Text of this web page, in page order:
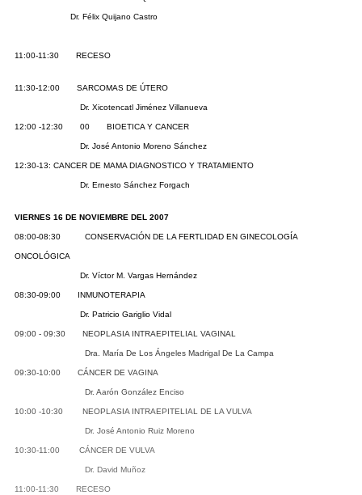
Dr. Félix Quijano Castro
11:00-11:30 RECESO
11:30-12:00 SARCOMAS DE ÚTERO
Dr. Xicotencatl Jiménez Villanueva
12:00 -12:30 00 BIOETICA Y CANCER
Dr. José Antonio Moreno Sánchez
12:30-13: CANCER DE MAMA DIAGNOSTICO Y TRATAMIENTO
Dr. Ernesto Sánchez Forgach
VIERNES 16 DE NOVIEMBRE DEL 2007
08:00-08:30 CONSERVACIÓN DE LA FERTLIDAD EN GINECOLOGÍA
ONCOLÓGICA
Dr. Víctor M. Vargas Hernández
08:30-09:00 INMUNOTERAPIA
Dr. Patricio Gariglio Vidal
09:00 - 09:30 NEOPLASIA INTRAEPITELIAL VAGINAL
Dra. María De Los Ángeles Madrigal De La Campa
09:30-10:00 CÁNCER DE VAGINA
Dr. Aarón González Enciso
10:00 -10:30 NEOPLASIA INTRAEPITELIAL DE LA VULVA
Dr. José Antonio Ruiz Moreno
10:30-11:00 CÁNCER DE VULVA
Dr. David Muñoz
11:00-11:30 RECESO